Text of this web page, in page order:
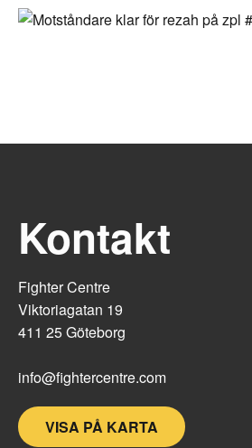
Kontakt
Fighter Centre
Viktoriagatan 19
411 25 Göteborg
info@fightercentre.com
VISA PÅ KARTA